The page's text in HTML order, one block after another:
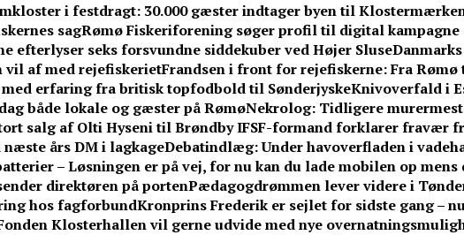
i festdragt: 30.000 gæster indtager byen til
sagRømø Fiskeriforening søger profil til digital kampagne
efterlyser seks forsvundne siddekuber ved Højer Sluse
vil af med rejefiskerietFrandsen i front for rejefiskerne: Fra
erfaring fra britisk topfodbold til SønderjyskeKnivoverfald i
både lokale og gæster på RømøNekrolog: Tidligere
salg af Olti Hyseni til Brøndby IFSF-formand forklarer fravær
års DM i lagkageDebatindlæg: Under havoverfladen i
– Løsningen er på vej, for nu kan du lade mobilen op mens
direktøren på portenPædagogdrømmen lever videre i
hos fagforbundKronprins Frederik er sejlet for sidste gang –
Klosterhallen vil gerne udvide med nye